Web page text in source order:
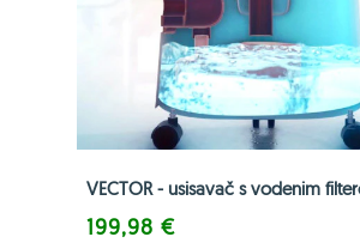
VECTOR - usisavač s vodenim
199,98 €